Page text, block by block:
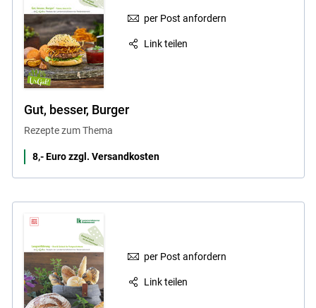
per Post anfordern
Link teilen
Gut, besser, Burger
Rezepte zum Thema
8,- Euro zzgl. Versandkosten
per Post anfordern
Link teilen